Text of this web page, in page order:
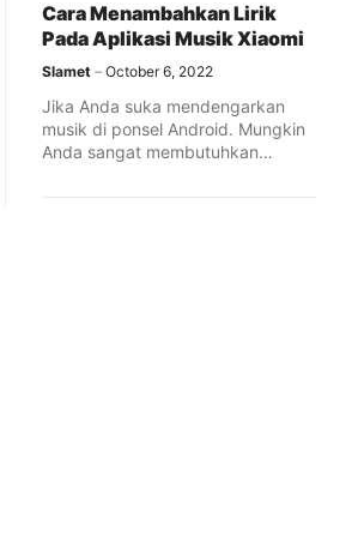
Cara Menambahkan Lirik
Pada Aplikasi Musik Xiaomi
Slamet October 6, 2022
Jika Anda suka mendengarkan
musik di ponsel Android. Mungkin
Anda sangat membutuhkan